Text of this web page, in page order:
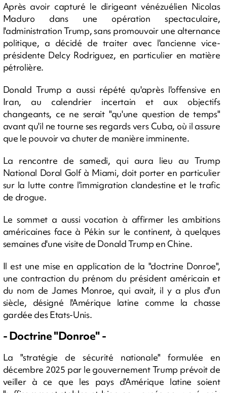
Après avoir capturé le dirigeant vénézuélien Nicolas
Maduro dans une opération spectaculaire,
l'administration Trump, sans promouvoir une alternance
politique, a décidé de traiter avec l'ancienne vice-
présidente Delcy Rodriguez, en particulier en matière
pétrolière.
Donald Trump a aussi répété qu'après l'offensive en
Iran, au calendrier incertain et aux objectifs
changeants, ce ne serait "qu'une question de temps"
avant qu'il ne tourne ses regards vers Cuba, où il assure
que le pouvoir va chuter de manière imminente.
La rencontre de samedi, qui aura lieu au Trump
National Doral Golf à Miami, doit porter en particulier
sur la lutte contre l'immigration clandestine et le trafic
de drogue.
Le sommet a aussi vocation à affirmer les ambitions
américaines face à Pékin sur le continent, à quelques
semaines d'une visite de Donald Trump en Chine.
Il est une mise en application de la "doctrine Donroe",
une contraction du prénom du président américain et
du nom de James Monroe, qui avait, il y a plus d'un
siècle, désigné l'Amérique latine comme la chasse
gardée des Etats-Unis.
- Doctrine "Donroe" -
La "stratégie de sécurité nationale" formulée en
décembre 2025 par le gouvernement Trump prévoit de
veiller à ce que les pays d'Amérique latine soient